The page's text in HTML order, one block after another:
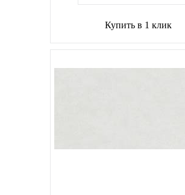
Купить в 1 клик